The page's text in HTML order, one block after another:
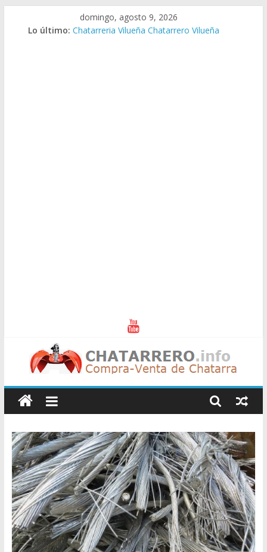
domingo, agosto 9, 2026
Lo último: Chatarreria Vilueña Chatarrero Vilueña
Chatarreros
–
Precio
de
Chatarra
Directorio